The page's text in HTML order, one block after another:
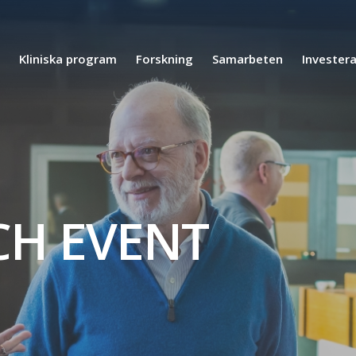
Kliniska program Forskning Samarbeten
EVENT